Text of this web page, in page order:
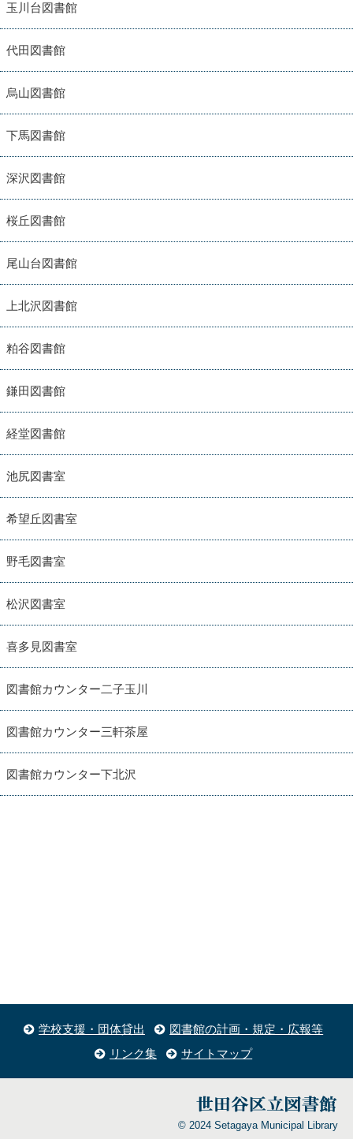
玉川台図書館
代田図書館
烏山図書館
下馬図書館
深沢図書館
桜丘図書館
尾山台図書館
上北沢図書館
粕谷図書館
鎌田図書館
経堂図書館
池尻図書室
希望丘図書室
野毛図書室
松沢図書室
喜多見図書室
図書館カウンター二子玉川
図書館カウンター三軒茶屋
図書館カウンター下北沢
学校支援・団体貸出
図書館の計画・規定・広報等
リンク集
サイトマップ
© 2024 Setagaya Municipal Library